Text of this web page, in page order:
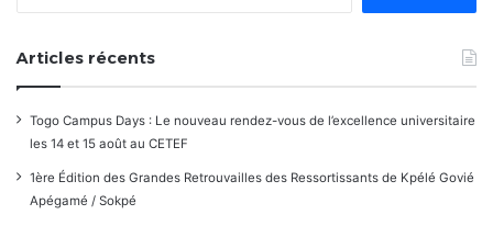
Articles récents
Togo Campus Days : Le nouveau rendez-vous de l’excellence universitaire
les 14 et 15 août au CETEF
1ère Édition des Grandes Retrouvailles des Ressortissants de Kpélé Govié
Apégamé / Sokpé